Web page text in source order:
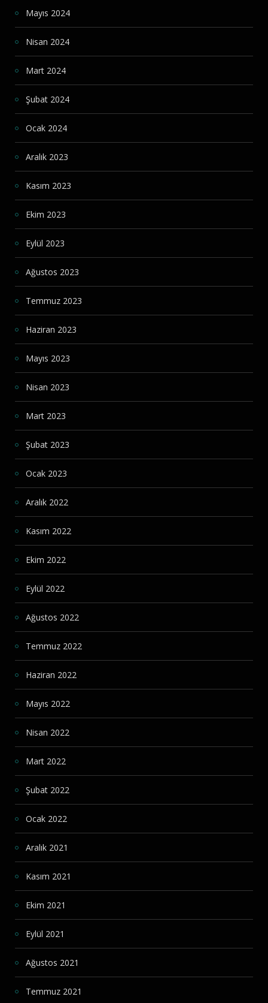
Mayıs 2024
Nisan 2024
Mart 2024
Şubat 2024
Ocak 2024
Aralık 2023
Kasım 2023
Ekim 2023
Eylül 2023
Ağustos 2023
Temmuz 2023
Haziran 2023
Mayıs 2023
Nisan 2023
Mart 2023
Şubat 2023
Ocak 2023
Aralık 2022
Kasım 2022
Ekim 2022
Eylül 2022
Ağustos 2022
Temmuz 2022
Haziran 2022
Mayıs 2022
Nisan 2022
Mart 2022
Şubat 2022
Ocak 2022
Aralık 2021
Kasım 2021
Ekim 2021
Eylül 2021
Ağustos 2021
Temmuz 2021